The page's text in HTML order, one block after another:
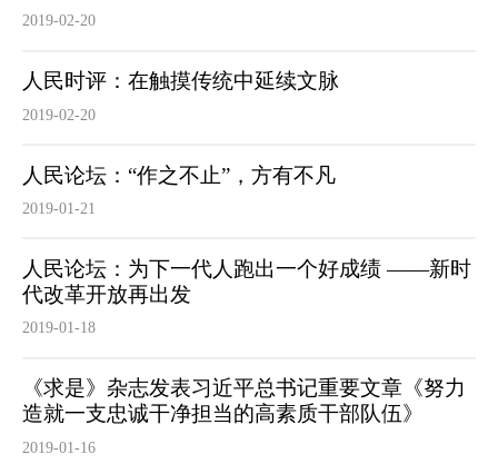
2019-02-20
人民时评：在触摸传统中延续文脉
2019-02-20
人民论坛：“作之不止”，方有不凡
2019-01-21
人民论坛：为下一代人跑出一个好成绩 ——新时
代改革开放再出发
2019-01-18
《求是》杂志发表习近平总书记重要文章《努力
造就一支忠诚干净担当的高素质干部队伍》
2019-01-16